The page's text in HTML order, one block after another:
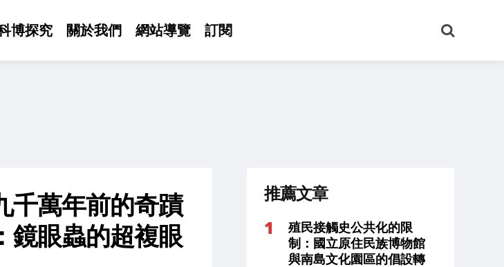
博探究 關於我們 網站導覽 訂閱
尋
千萬年前的奇蹟
鏡眼蟲的超複眼
推薦文章
殖民接觸史公共化的限
制：國立原住民族博物館
與南島文化園區的倡設轉